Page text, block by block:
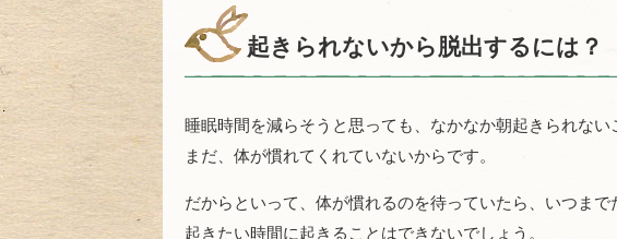
起きられないから脱出するには？
睡眠時間を減らそうと思っても、なかなか朝起きられない
まだ、体が慣れてくれていないからです。
だからといって、体が慣れるのを待っていたら、いつまで
起きたい時間に起きることはできないでしょう。